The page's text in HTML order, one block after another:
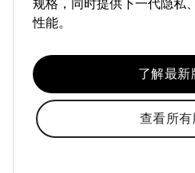
规格，同时提供下一代隐私
性能。
了解最新
查看所有